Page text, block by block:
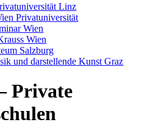
Linz
Privatuniversität
Wien
Wien
Salzburg
und darstellende Kunst Graz
Private